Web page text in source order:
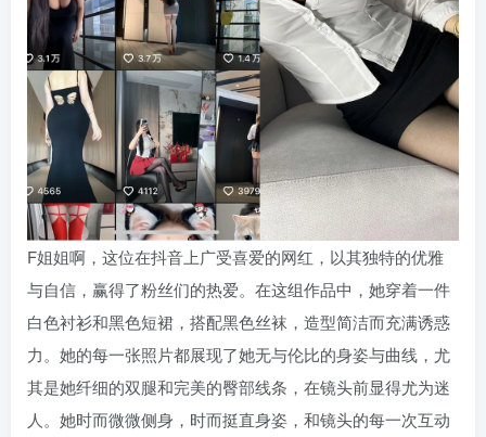
F姐姐啊，这位在抖音上广受喜爱的网红，以其独特的优雅
与自信，赢得了粉丝们的热爱。在这组作品中，她穿着一件
白色衬衫和黑色短裙，搭配黑色丝袜，造型简洁而充满诱惑
力。她的每一张照片都展现了她无与伦比的身姿与曲线，尤
其是她纤细的双腿和完美的臀部线条，在镜头前显得尤为迷
人。她时而微微侧身，时而挺直身姿，和镜头的每一次互动